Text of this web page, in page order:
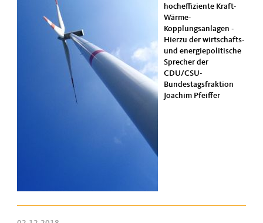
hocheffiziente Kraft-
Wärme-
Kopplungsanlagen -
Hierzu der wirtschafts-
und energiepolitische
Sprecher der
CDU/CSU-
Bundestagsfraktion
Joachim Pfeiffer